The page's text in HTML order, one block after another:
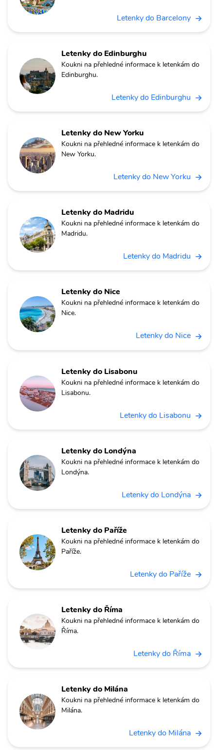
Letenky do Barcelony
Letenky do Edinburghu
Koukni na přehledné informace k letenkám do
Edinburghu.
Letenky do Edinburghu
Letenky do New Yorku
Koukni na přehledné informace k letenkám do
New Yorku.
Letenky do New Yorku
Letenky do Madridu
Koukni na přehledné informace k letenkám do
Madridu.
Letenky do Madridu
Letenky do Nice
Koukni na přehledné informace k letenkám do
Nice.
Letenky do Nice
Letenky do Lisabonu
Koukni na přehledné informace k letenkám do
Lisabonu.
Letenky do Lisabonu
Letenky do Londýna
Koukni na přehledné informace k letenkám do
Londýna.
Letenky do Londýna
Letenky do Paříže
Koukni na přehledné informace k letenkám do
Paříže.
Letenky do Paříže
Letenky do Říma
Koukni na přehledné informace k letenkám do
Říma.
Letenky do Říma
Letenky do Milána
Koukni na přehledné informace k letenkám do
Milána.
Letenky do Milána